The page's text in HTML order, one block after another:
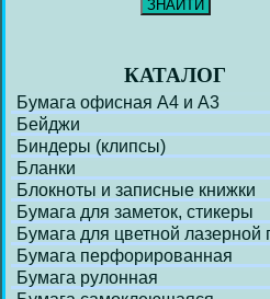
КАТАЛОГ
Бумага офисная А4 и А3
Бейджи
Биндеры (клипсы)
Бланки
Блокноты и записные книжки
Бумага для заметок, стикеры
Бумага для цветной лазерной
Бумага перфорирoванная
Бумага рулонная